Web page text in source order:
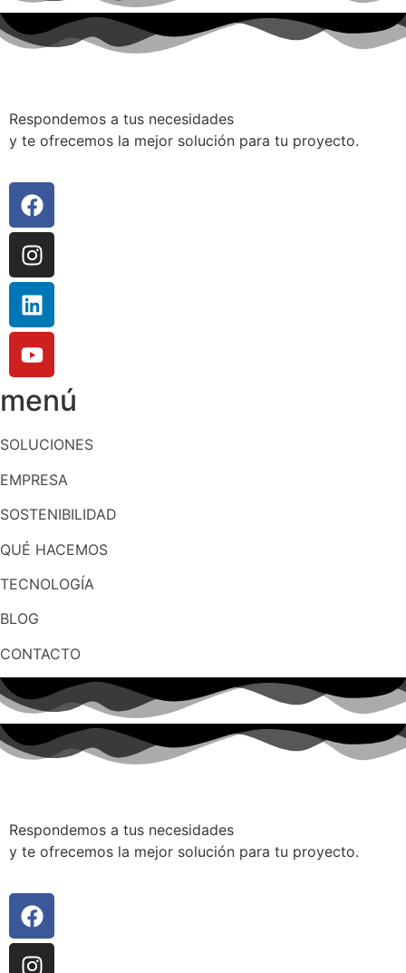
Respondemos a tus necesidades
y te ofrecemos la mejor solución para tu proyecto.
menú
SOLUCIONES
EMPRESA
SOSTENIBILIDAD
QUÉ HACEMOS
TECNOLOGÍA
BLOG
CONTACTO
Respondemos a tus necesidades
y te ofrecemos la mejor solución para tu proyecto.